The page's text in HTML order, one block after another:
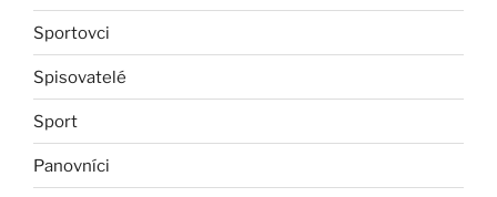
Sportovci
Spisovatelé
Sport
Panovníci